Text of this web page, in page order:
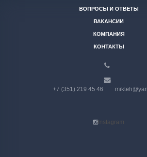
ВОПРОСЫ И ОТВЕТЫ
ВАКАНСИИ
КОМПАНИЯ
КОНТАКТЫ
+7 (351) 219 45 46
Instagram